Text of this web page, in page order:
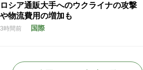
ロシア通販大手へのウクライナの攻
や物流費用の増加も
3時間前 国際